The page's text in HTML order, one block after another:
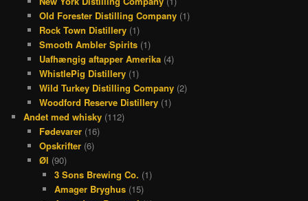
Old Forester Distilling Company(1)
Rock Town Distillery(1)
Smooth Ambler Spirits(1)
Uafhængig aftapper Amerika(4)
WhistlePig Distillery(1)
Wild Turkey Distilling Company(2)
Woodford Reserve Distillery(1)
Andet med whisky (112)
Fødevarer(16)
Opskrifter(6)
Øl (90)
3 Sons Brewing Co. (1)
Amager Bryghus (15)